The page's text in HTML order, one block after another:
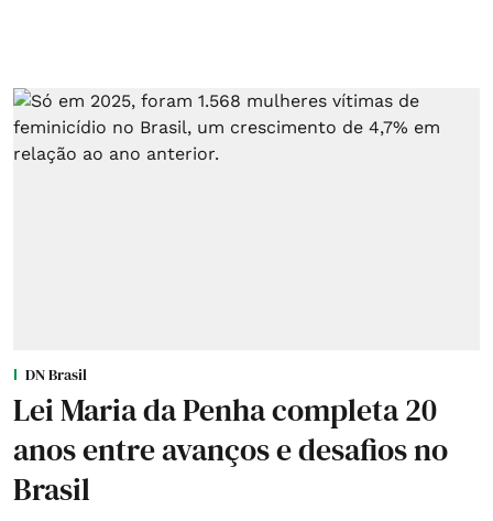
DN Brasil
Lei Maria da Penha completa 20
anos entre avanços e desafios no
Brasil